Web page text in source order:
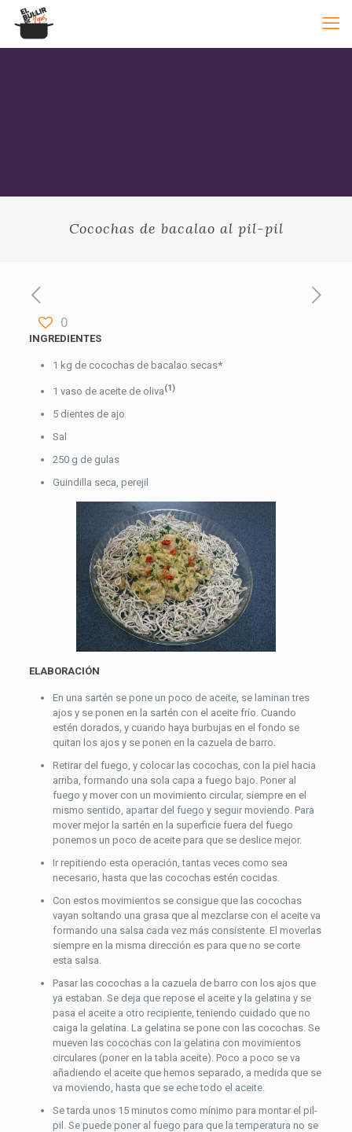
Cocochas de bacalao al pil-pil
0
INGREDIENTES
1 kg de cocochas de bacalao secas*
1 vaso de aceite de oliva(1)
5 dientes de ajo
Sal
250 g de gulas
Guindilla seca, perejil
ELABORACIÓN
En una sartén se pone un poco de aceite, se laminan tres
ajos y se ponen en la sartén con el aceite frío. Cuando
estén dorados, y cuando haya burbujas en el fondo se
quitan los ajos y se ponen en la cazuela de barro.
Retirar del fuego, y colocar las cocochas, con la piel hacia
arriba, formando una sola capa a fuego bajo. Poner al
fuego y mover con un movimiento circular, siempre en el
mismo sentido, apartar del fuego y seguir moviendo. Para
mover mejor la sartén en la superficie fuera del fuego
ponemos un poco de aceite para que se deslice mejor.
Ir repitiendo esta operación, tantas veces como sea
necesario, hasta que las cocochas estén cocidas.
Con estos movimientos se consigue que las cocochas
vayan soltando una grasa que al mezclarse con el aceite va
formando una salsa cada vez más consistente. El moverlas
siempre en la misma dirección es para que no se corte
esta salsa.
Pasar las cocochas a la cazuela de barro con los ajos que
ya estaban. Se deja que repose el aceite y la gelatina y se
pasa el aceite a otro recipiente, teniendo cuidado que no
caiga la gelatina. La gelatina se pone con las cocochas. Se
mueven las cocochas con la gelatina con movimientos
circulares (poner en la tabla aceite). Poco a poco se va
añadiendo el aceite que hemos separado, a medida que se
va moviendo, hasta que se eche todo el aceite.
Se tarda unos 15 minutos como mínimo para montar el pil-
pil. Se puede poner al fuego para que la temperatura no se